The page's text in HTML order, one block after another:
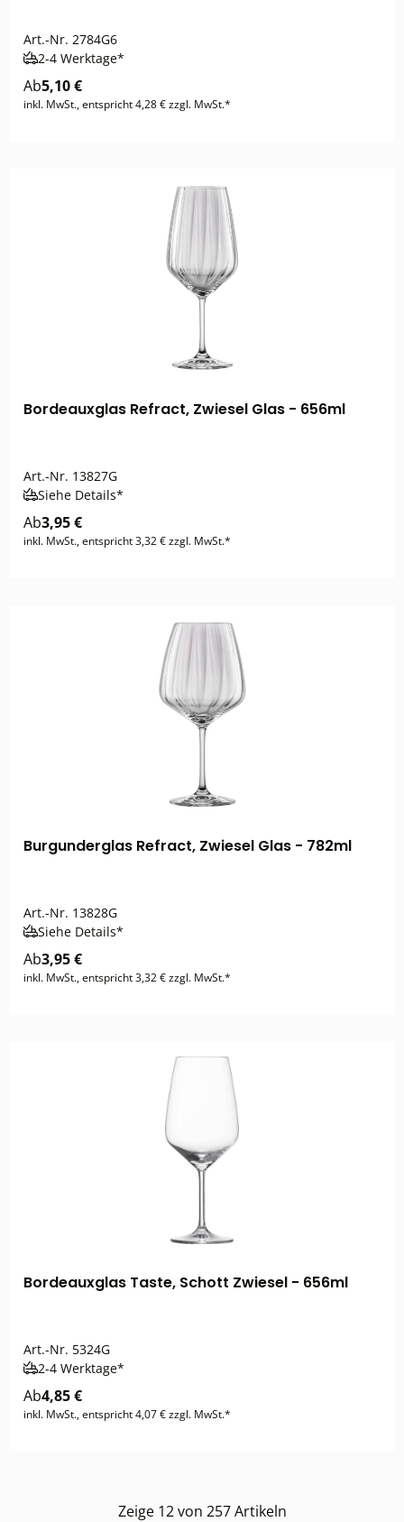
Art.-Nr. 2784G6
2-4 Werktage*
Ab5,10 €
inkl. MwSt., entspricht 4,28 € zzgl. MwSt.*
Bordeauxglas Refract, Zwiesel Glas - 656ml
Art.-Nr. 13827G
Siehe Details*
Ab3,95 €
inkl. MwSt., entspricht 3,32 € zzgl. MwSt.*
Burgunderglas Refract, Zwiesel Glas - 782ml
Art.-Nr. 13828G
Siehe Details*
Ab3,95 €
inkl. MwSt., entspricht 3,32 € zzgl. MwSt.*
Bordeauxglas Taste, Schott Zwiesel - 656ml
Art.-Nr. 5324G
2-4 Werktage*
Ab4,85 €
inkl. MwSt., entspricht 4,07 € zzgl. MwSt.*
Zeige 12von 257Artikeln